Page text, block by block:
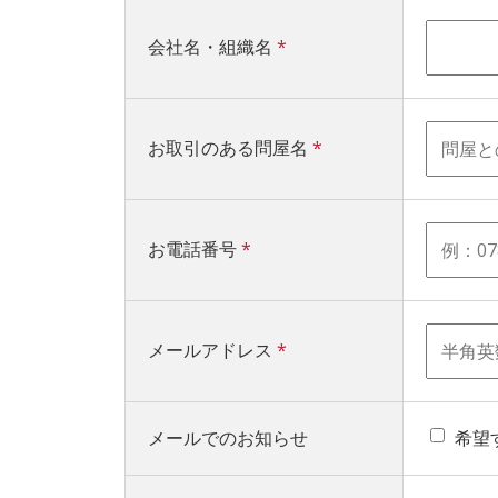
会社名・組織名 *
お取引のある問屋名 *
お電話番号*
メールアドレス *
メールでのお知らせ 希望